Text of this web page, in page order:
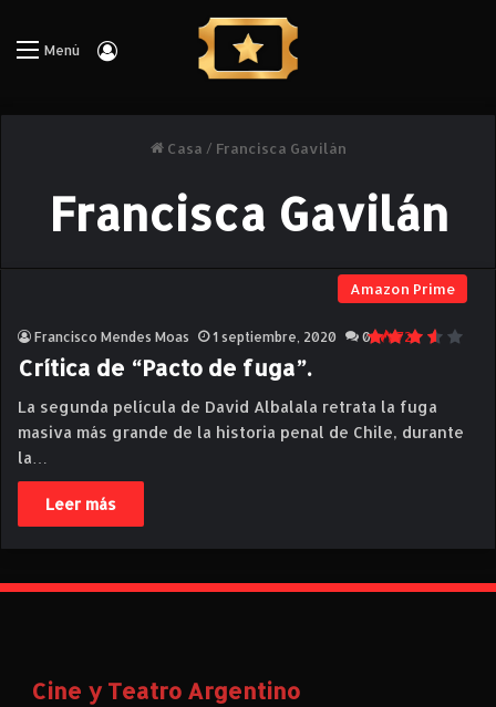
Menú Iniciar Sesión
Casa / Francisca Gavilán
Francisca Gavilán
Amazon Prime
Francisco Mendes Moas 1 septiembre, 2020 0 722
Crítica de “Pacto de fuga”.
La segunda película de David Albalala retrata la fuga
masiva más grande de la historia penal de Chile, durante
la…
Leer más
Cine y Teatro Argentino